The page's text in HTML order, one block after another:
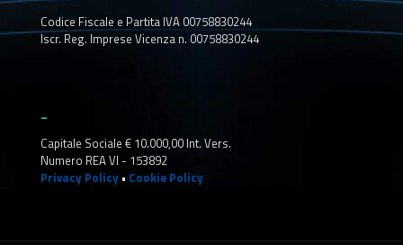
Codice Fiscale e Partita IVA 00758830244
Iscr. Reg. Imprese Vicenza n. 00758830244
Capitale Sociale € 10.000,00 Int. Vers.
Numero REA VI - 153892
Privacy Policy • Cookie Policy